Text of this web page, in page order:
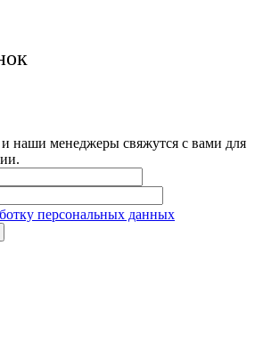
наши менеджеры свяжутся с вами для
персональных данных